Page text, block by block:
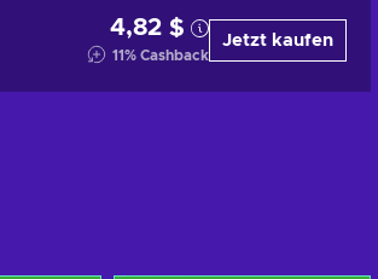
4,82 $
11% Cashback
Jetzt kaufen